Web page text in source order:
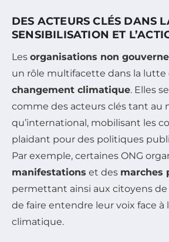
DES ACTEURS CLÉS DANS
SENSIBILISATION ET
Les organisations non
un rôle multifacette dans la lutte
changement climatique. Elles
comme des acteurs clés tant au
qu’international, mobilisant les
plaidant pour des politiques
Par exemple, certaines ONG
manifestations et des marches
permettant ainsi aux citoyens de
de faire entendre leur voix face à
climatique.